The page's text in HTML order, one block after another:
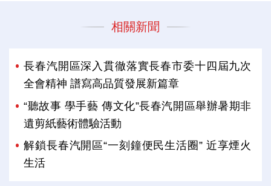
相關新聞
長春汽開區深入貫徹落實長春市委十四屆九次
全會精神 譜寫高品質發展新篇章
“聽故事 學手藝 傳文化”長春汽開區舉辦暑期非
遺剪紙藝術體驗活動
解鎖長春汽開區“一刻鐘便民生活圈” 近享煙火
生活